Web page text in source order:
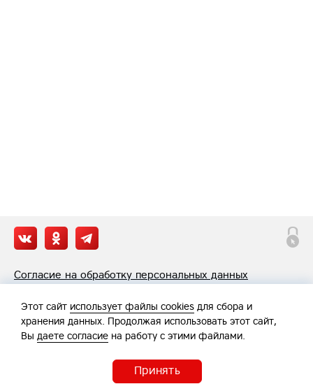
Согласие на обработку персональных данных
Этот сайт использует файлы cookies для сбора и
хранения данных. Продолжая использовать этот сайт,
Вы даете согласие на работу с этими файлами.
Принять